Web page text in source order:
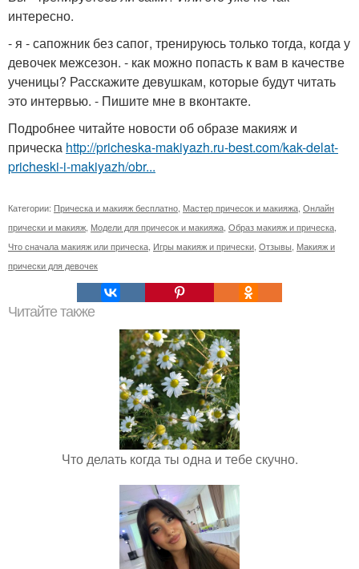
интересно.
- я - сапожник без сапог, тренируюсь только тогда, когда у
девочек межсезон. - как можно попасть к вам в качестве
ученицы? Расскажите девушкам, которые будут читать
это интервью. - Пишите мне в вконтакте.
Подробнее читайте новости об образе макияж и
прическа http://pricheska-makiyazh.ru-best.com/kak-delat-
pricheski-i-makiyazh/obr...
Категории: Прическа и макияж бесплатно Мастер причесок и макияжа Онлайн
прически и макияж Модели для причесок и макияжа Образ макияж и прическа
Что сначала макияж или прическа Игры макияж и прически Отзывы Макияж и
прически для девочек
Читайте также
Что делать когда ты одна и тебе скучно.